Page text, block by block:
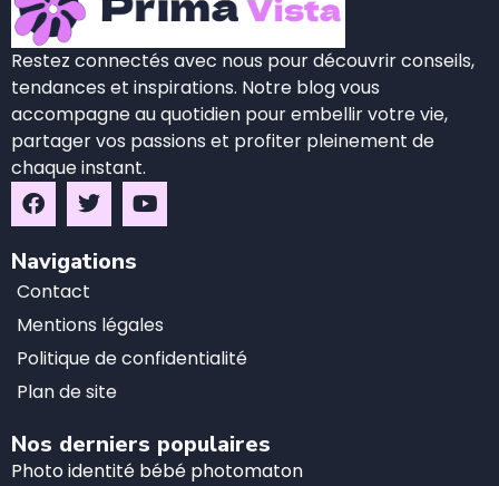
Restez connectés avec nous pour découvrir conseils,
tendances et inspirations. Notre blog vous
accompagne au quotidien pour embellir votre vie,
partager vos passions et profiter pleinement de
chaque instant.
Navigations
Contact
Mentions légales
Politique de confidentialité
Plan de site
Nos derniers populaires
Photo identité bébé photomaton